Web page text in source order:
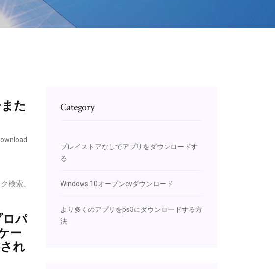
た
検索、
ロパ
ー
れ
Category
プレイストアなしでアプリをダウンロードす
る
Windows 10オープンcvダウンロード
より多くのアプリをps3にダウンロードする方
法